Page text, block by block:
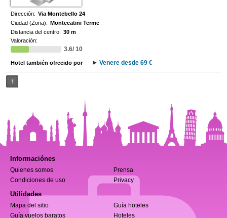
Dirección: Via Montebello 24
Ciudad (Zona): Montecatini Terme
Distancia del centro: 30 m
Valoración:
3.6/ 10
Hotel también ofrecido por Venere desde 69 €
1
Informaciónes
Quienes somos
Prensa
Condiciones de uso
Privacy
Utilidades
Mapa del sitio
Guía hoteles
Guía vuelos baratos
Hoteles